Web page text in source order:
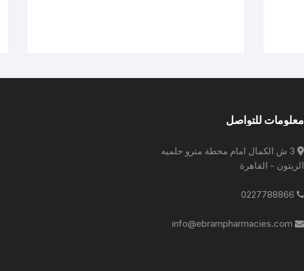
معلومات للتواصل
3 ش الكمال امام محطة مترو حلميه
الزيتون - القاهرة